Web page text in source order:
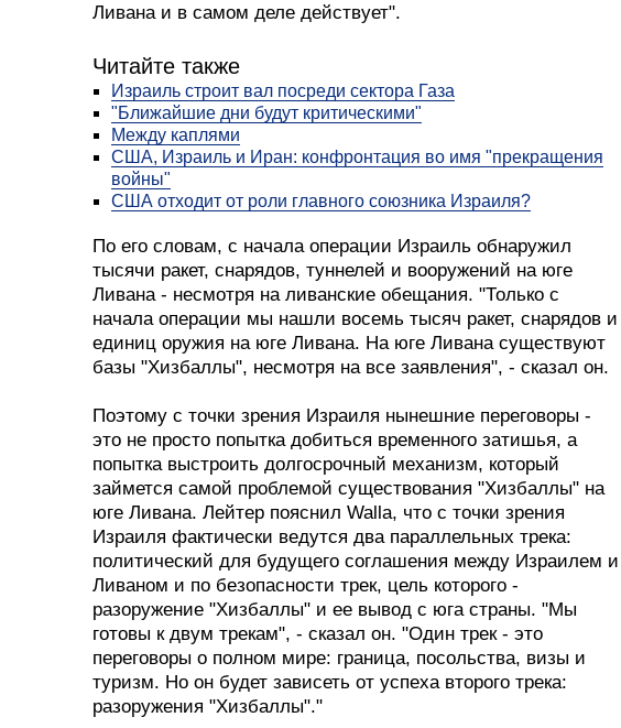
Ливана и в самом деле действует".
Читайте также
Израиль строит вал посреди сектора Газа
"Ближайшие дни будут критическими"
Между каплями
США, Израиль и Иран: конфронтация во имя "прекращения
войны"
США отходит от роли главного союзника Израиля?
По его словам, с начала операции Израиль обнаружил
тысячи ракет, снарядов, туннелей и вооружений на юге
Ливана - несмотря на ливанские обещания. "Только с
начала операции мы нашли восемь тысяч ракет, снарядов и
единиц оружия на юге Ливана. На юге Ливана существуют
базы "Хизбаллы", несмотря на все заявления", - сказал он.
Поэтому с точки зрения Израиля нынешние переговоры -
это не просто попытка добиться временного затишья, а
попытка выстроить долгосрочный механизм, который
займется самой проблемой существования "Хизбаллы" на
юге Ливана. Лейтер пояснил Walla, что с точки зрения
Израиля фактически ведутся два параллельных трека:
политический для будущего соглашения между Израилем и
Ливаном и по безопасности трек, цель которого -
разоружение "Хизбаллы" и ее вывод с юга страны. "Мы
готовы к двум трекам", - сказал он. "Один трек - это
переговоры о полном мире: граница, посольства, визы и
туризм. Но он будет зависеть от успеха второго трека:
разоружения "Хизбаллы"."